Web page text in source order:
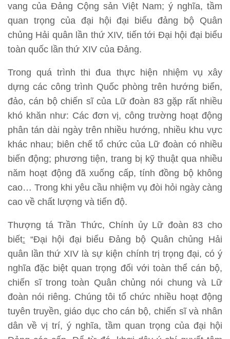
vang của Đảng Cộng sản Việt Nam; ý nghĩa, tầm
quan trọng của đại hội đại biểu đảng bộ Quân
chủng Hải quân lần thứ XIV, tiến tới Đại hội đại biểu
toàn quốc lần thứ XIV của Đảng.
Trong quá trình thi đua thực hiện nhiệm vụ xây
dựng các công trình Quốc phòng trên hướng biển,
đảo, cán bộ chiến sĩ của Lữ đoàn 83 gặp rất nhiều
khó khăn như: Các đơn vị, công trường hoạt động
phân tán dài ngày trên nhiều hướng, nhiều khu vực
khác nhau; biên chế tổ chức của Lữ đoàn có nhiều
biến động; phương tiện, trang bị kỹ thuật qua nhiều
năm hoạt động đã xuống cấp, tính đồng bộ không
cao… Trong khi yêu cầu nhiệm vụ đòi hỏi ngày càng
cao về chất lượng và tiến độ.
Thượng tá Trần Thức, Chính ủy Lữ đoàn 83 cho
biết: “Đại hội đại biểu Đảng bộ Quân chủng Hải
quân lần thứ XIV là sự kiện chính trị trọng đại, có ý
nghĩa đặc biệt quan trọng đối với toàn thể cán bộ,
chiến sĩ trong toàn Quân chủng nói chung và Lữ
đoàn nói riêng. Chúng tôi tổ chức nhiều hoạt động
tuyên truyền, giáo dục cho cán bộ, chiến sĩ và nhân
dân về vị trí, ý nghĩa, tầm quan trọng của đại hội